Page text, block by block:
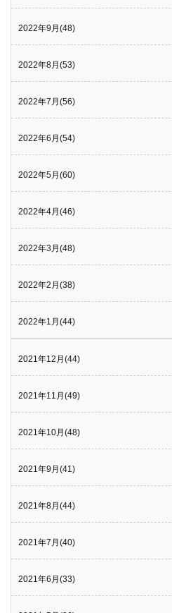
2022年9月(48)
2022年8月(53)
2022年7月(56)
2022年6月(54)
2022年5月(60)
2022年4月(46)
2022年3月(48)
2022年2月(38)
2022年1月(44)
2021年12月(44)
2021年11月(49)
2021年10月(48)
2021年9月(41)
2021年8月(44)
2021年7月(40)
2021年6月(33)